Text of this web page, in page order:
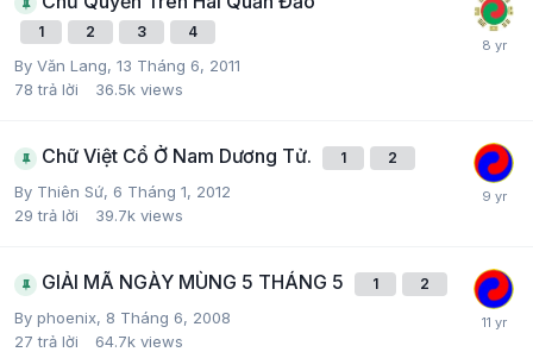
1 2 3 4
By Văn Lang, 13 Tháng 6, 2011
78 trả lời 36.5k views
Chữ Việt Cổ Ở Nam Dương Tử. 1 2
By Thiên Sứ, 6 Tháng 1, 2012
29 trả lời 39.7k views
GIẢI MÃ NGÀY MÙNG 5 THÁNG 5 1 2
By phoenix, 8 Tháng 6, 2008
27 trả lời 64.7k views